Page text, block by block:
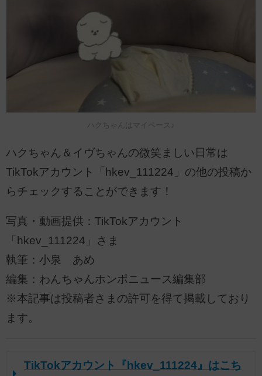
ハクちゃんはマイペース♪
ハクちゃん＆イヴちゃんの微笑ましい日常は
TikTokアカウント「hkev_111224」の他の投稿か
らチェックすることができます！
写真・動画提供：TikTokアカウント
「hkev_111224」さま
執筆：小泉 あめ
編集：わんちゃんホンポニュース編集部
※本記事は投稿者さまの許可を得て掲載しており
ます。
TikTokアカウント『hkev_111224』はこち